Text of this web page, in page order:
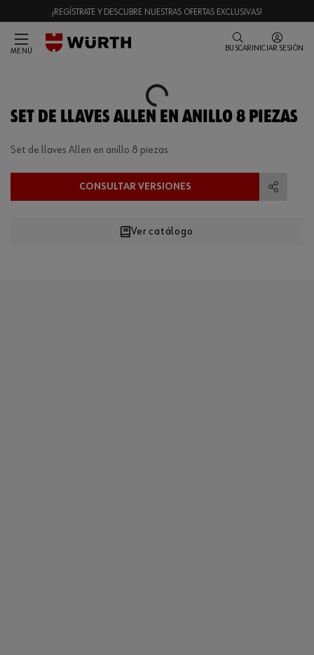
¡REGÍSTRATE Y DESCUBRE NUESTRAS OFERTAS EXCLUSIVAS!
MENÚ BUSCAR INICIAR SESIÓN
Loading...
SET DE LLAVES ALLEN EN ANILLO 8 PIEZAS
Set de llaves Allen en anillo 8 piezas
CONSULTAR VERSIONES
Ver catálogo